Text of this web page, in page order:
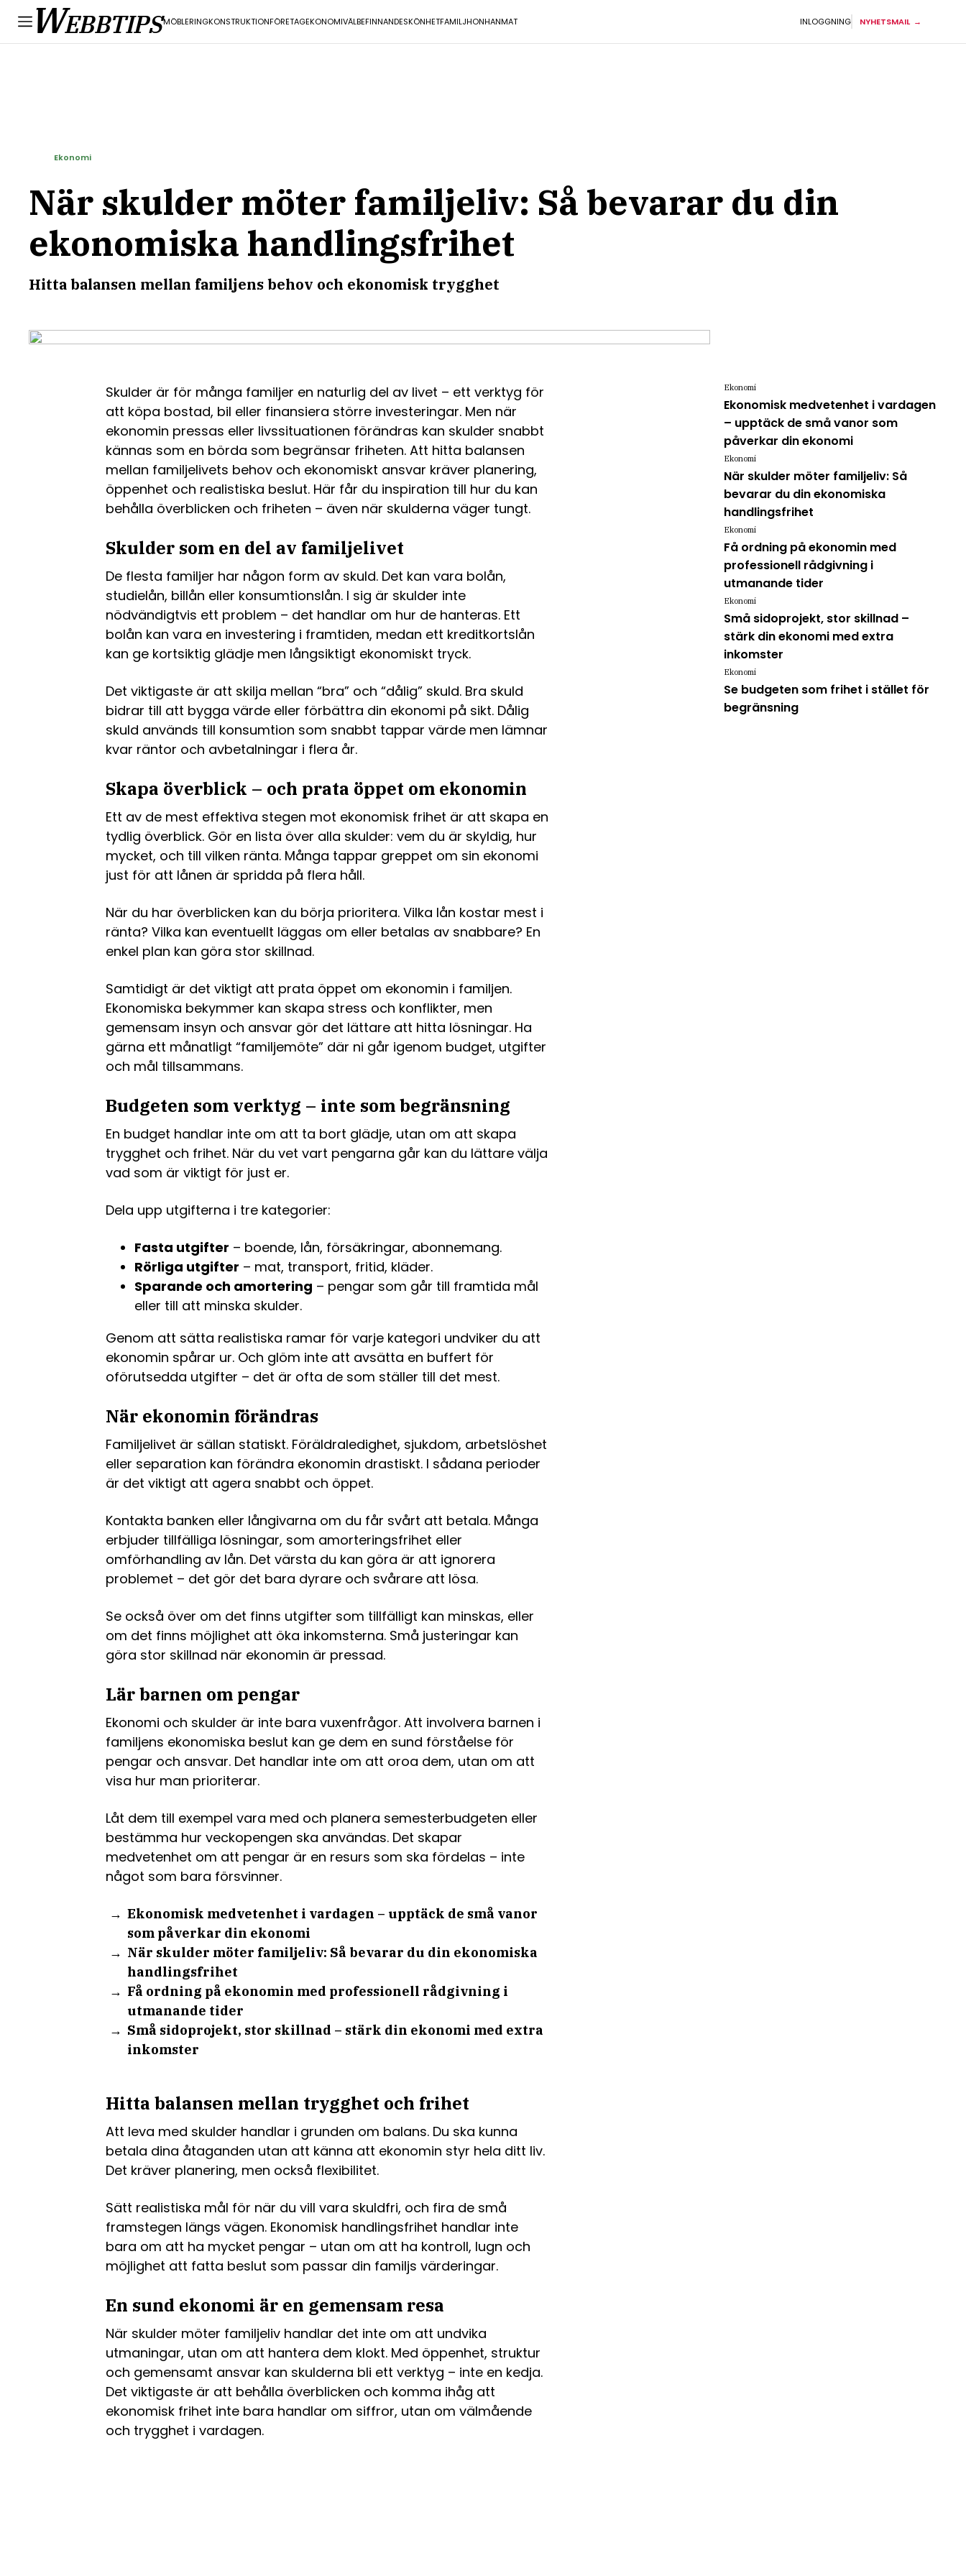
WEBBTIPSMÖBLERINGKONSTRUKTIONFÖRETAGEKONOMIVÄLBEFINNANDESKÖNHETFAMILJHONHANMAT INLOGGNING NYHETSMAIL
När skulder möter familjeliv: Så bevarar du din
ekonomiska handlingsfrihet
Hitta balansen mellan familjens behov och ekonomisk trygghet
Ekonomi
Skulder är för många familjer en naturlig del av livet – ett verktyg för
att köpa bostad, bil eller finansiera större investeringar. Men när
ekonomin pressas eller livssituationen förändras kan skulder snabbt
kännas som en börda som begränsar friheten. Att hitta balansen
mellan familjelivets behov och ekonomiskt ansvar kräver planering,
öppenhet och realistiska beslut. Här får du inspiration till hur du kan
behålla överblicken och friheten – även när skulderna väger tungt.
Skulder som en del av familjelivet
De flesta familjer har någon form av skuld. Det kan vara bolån,
studielån, billån eller konsumtionslån. I sig är skulder inte
nödvändigtvis ett problem – det handlar om hur de hanteras. Ett
bolån kan vara en investering i framtiden, medan ett kreditkortslån
kan ge kortsiktig glädje men långsiktigt ekonomiskt tryck.
Det viktigaste är att skilja mellan “bra” och “dålig” skuld. Bra skuld
bidrar till att bygga värde eller förbättra din ekonomi på sikt. Dålig
skuld används till konsumtion som snabbt tappar värde men lämnar
kvar räntor och avbetalningar i flera år.
Skapa överblick – och prata öppet om ekonomin
Ett av de mest effektiva stegen mot ekonomisk frihet är att skapa en
tydlig överblick. Gör en lista över alla skulder: vem du är skyldig, hur
mycket, och till vilken ränta. Många tappar greppet om sin ekonomi
just för att lånen är spridda på flera håll.
När du har överblicken kan du börja prioritera. Vilka lån kostar mest i
ränta? Vilka kan eventuellt läggas om eller betalas av snabbare? En
enkel plan kan göra stor skillnad.
Samtidigt är det viktigt att prata öppet om ekonomin i familjen.
Ekonomiska bekymmer kan skapa stress och konflikter, men
gemensam insyn och ansvar gör det lättare att hitta lösningar. Ha
gärna ett månatligt “familjemöte” där ni går igenom budget, utgifter
och mål tillsammans.
Budgeten som verktyg – inte som begränsning
En budget handlar inte om att ta bort glädje, utan om att skapa
trygghet och frihet. När du vet vart pengarna går kan du lättare välja
vad som är viktigt för just er.
Dela upp utgifterna i tre kategorier:
Fasta utgifter – boende, lån, försäkringar, abonnemang.
Rörliga utgifter – mat, transport, fritid, kläder.
Sparande och amortering – pengar som går till framtida mål
eller till att minska skulder.
Genom att sätta realistiska ramar för varje kategori undviker du att
ekonomin spårar ur. Och glöm inte att avsätta en buffert för
oförutsedda utgifter – det är ofta de som ställer till det mest.
När ekonomin förändras
Familjelivet är sällan statiskt. Föräldraledighet, sjukdom, arbetslöshet
eller separation kan förändra ekonomin drastiskt. I sådana perioder
är det viktigt att agera snabbt och öppet.
Kontakta banken eller långivarna om du får svårt att betala. Många
erbjuder tillfälliga lösningar, som amorteringsfrihet eller
omförhandling av lån. Det värsta du kan göra är att ignorera
problemet – det gör det bara dyrare och svårare att lösa.
Se också över om det finns utgifter som tillfälligt kan minskas, eller
om det finns möjlighet att öka inkomsterna. Små justeringar kan
göra stor skillnad när ekonomin är pressad.
Lär barnen om pengar
Ekonomi och skulder är inte bara vuxenfrågor. Att involvera barnen i
familjens ekonomiska beslut kan ge dem en sund förståelse för
pengar och ansvar. Det handlar inte om att oroa dem, utan om att
visa hur man prioriterar.
Låt dem till exempel vara med och planera semesterbudgeten eller
bestämma hur veckopengen ska användas. Det skapar
medvetenhet om att pengar är en resurs som ska fördelas – inte
något som bara försvinner.
Ekonomisk medvetenhet i vardagen – upptäck de små vanor
som påverkar din ekonomi
När skulder möter familjeliv: Så bevarar du din ekonomiska
handlingsfrihet
Få ordning på ekonomin med professionell rådgivning i
utmanande tider
Små sidoprojekt, stor skillnad – stärk din ekonomi med extra
inkomster
Hitta balansen mellan trygghet och frihet
Att leva med skulder handlar i grunden om balans. Du ska kunna
betala dina åtaganden utan att känna att ekonomin styr hela ditt liv.
Det kräver planering, men också flexibilitet.
Sätt realistiska mål för när du vill vara skuldfri, och fira de små
framstegen längs vägen. Ekonomisk handlingsfrihet handlar inte
bara om att ha mycket pengar – utan om att ha kontroll, lugn och
möjlighet att fatta beslut som passar din familjs värderingar.
En sund ekonomi är en gemensam resa
När skulder möter familjeliv handlar det inte om att undvika
utmaningar, utan om att hantera dem klokt. Med öppenhet, struktur
och gemensamt ansvar kan skulderna bli ett verktyg – inte en kedja.
Det viktigaste är att behålla överblicken och komma ihåg att
ekonomisk frihet inte bara handlar om siffror, utan om välmående
och trygghet i vardagen.
Ekonomisk medvetenhet i vardagen
– upptäck de små vanor som
påverkar din ekonomi
Ekonomi
När skulder möter familjeliv: Så
bevarar du din ekonomiska
handlingsfrihet
Ekonomi
Få ordning på ekonomin med
professionell rådgivning i
utmanande tider
Ekonomi
Små sidoprojekt, stor skillnad –
stärk din ekonomi med extra
inkomster
Ekonomi
Se budgeten som frihet i stället för
begränsning
Ekonomi